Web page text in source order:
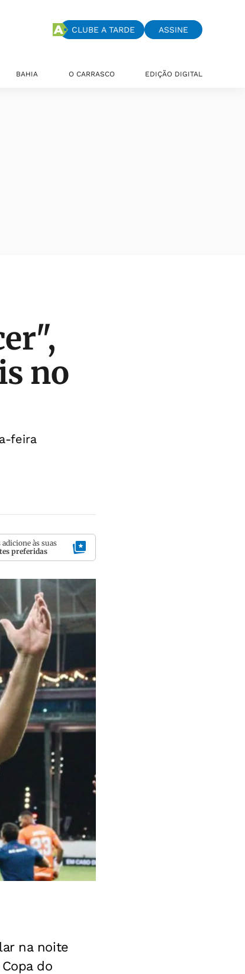
CLUBE A TARDE ASSINE
BAHIA O CARRASCO EDIÇÃO DIGITAL
no
feira
adicione às suas
preferidas
na noite
do